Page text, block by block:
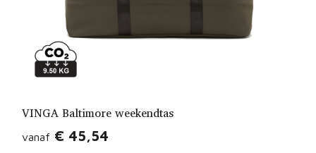
VINGA Baltimore weekendtas
vanaf € 45,54